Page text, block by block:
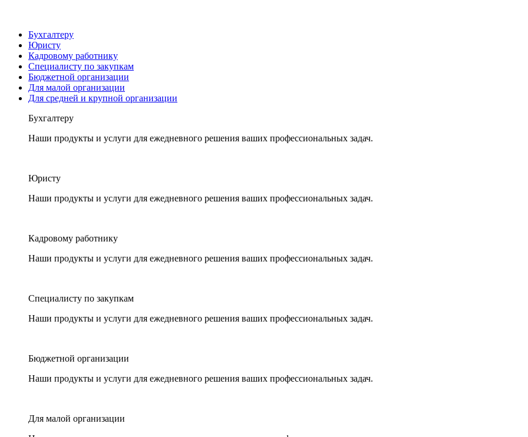
Бухгалтеру
Юристу
Кадровому работнику
Специалисту по закупкам
Бюджетной организации
Для малой организации
Для средней и крупной организации
Бухгалтеру
Наши продукты и услуги для ежедневного решения ваших профессиональных задач.
Юристу
Наши продукты и услуги для ежедневного решения ваших профессиональных задач.
Кадровому работнику
Наши продукты и услуги для ежедневного решения ваших профессиональных задач.
Специалисту по закупкам
Наши продукты и услуги для ежедневного решения ваших профессиональных задач.
Бюджетной организации
Наши продукты и услуги для ежедневного решения ваших профессиональных задач.
Для малой организации